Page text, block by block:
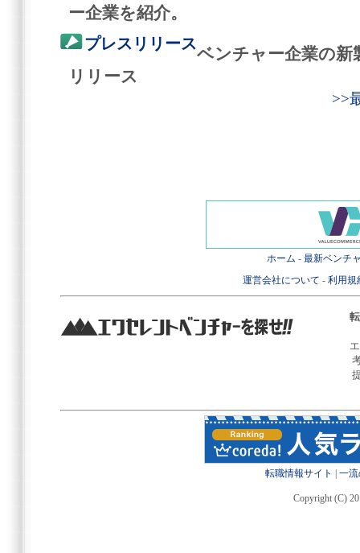
ー企業を紹介。
プレスリリース
ベンチャー企業の新
リリース
>>
ホーム - 最新ベンチ
運営会社について - 利用規
転職情報サイト 一
Copyright (C)